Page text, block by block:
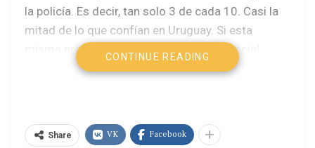
la policía. Es decir, tan solo 3 de cada 10. Casi la
mitad de lo que confían en Uruguay. Si esta
misma pregunta se clasifica por clase social -
subjetiva- se observa que, a medida que la clase
Con estos resultados parece pertinente indicar
CONTINUE READING
Share VK Facebook